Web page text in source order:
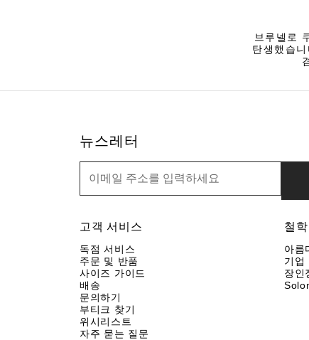
브루넬로
탄생했습
뉴스레터
고객 서비스
독점 서비스
주문 및 반품
사이즈 가이드
배송
문의하기
부티크 찾기
위시리스트
자주 묻는 질문
철학
아름
기업
장인